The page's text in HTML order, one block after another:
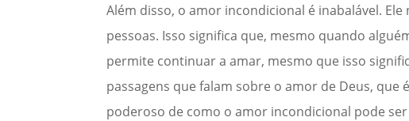
Além disso, o amor incondicional é inabalável.
pessoas. Isso significa que, mesmo quando
permite continuar a amar, mesmo que isso
passagens que falam sobre o amor de Deus,
poderoso de como o amor incondicional pode